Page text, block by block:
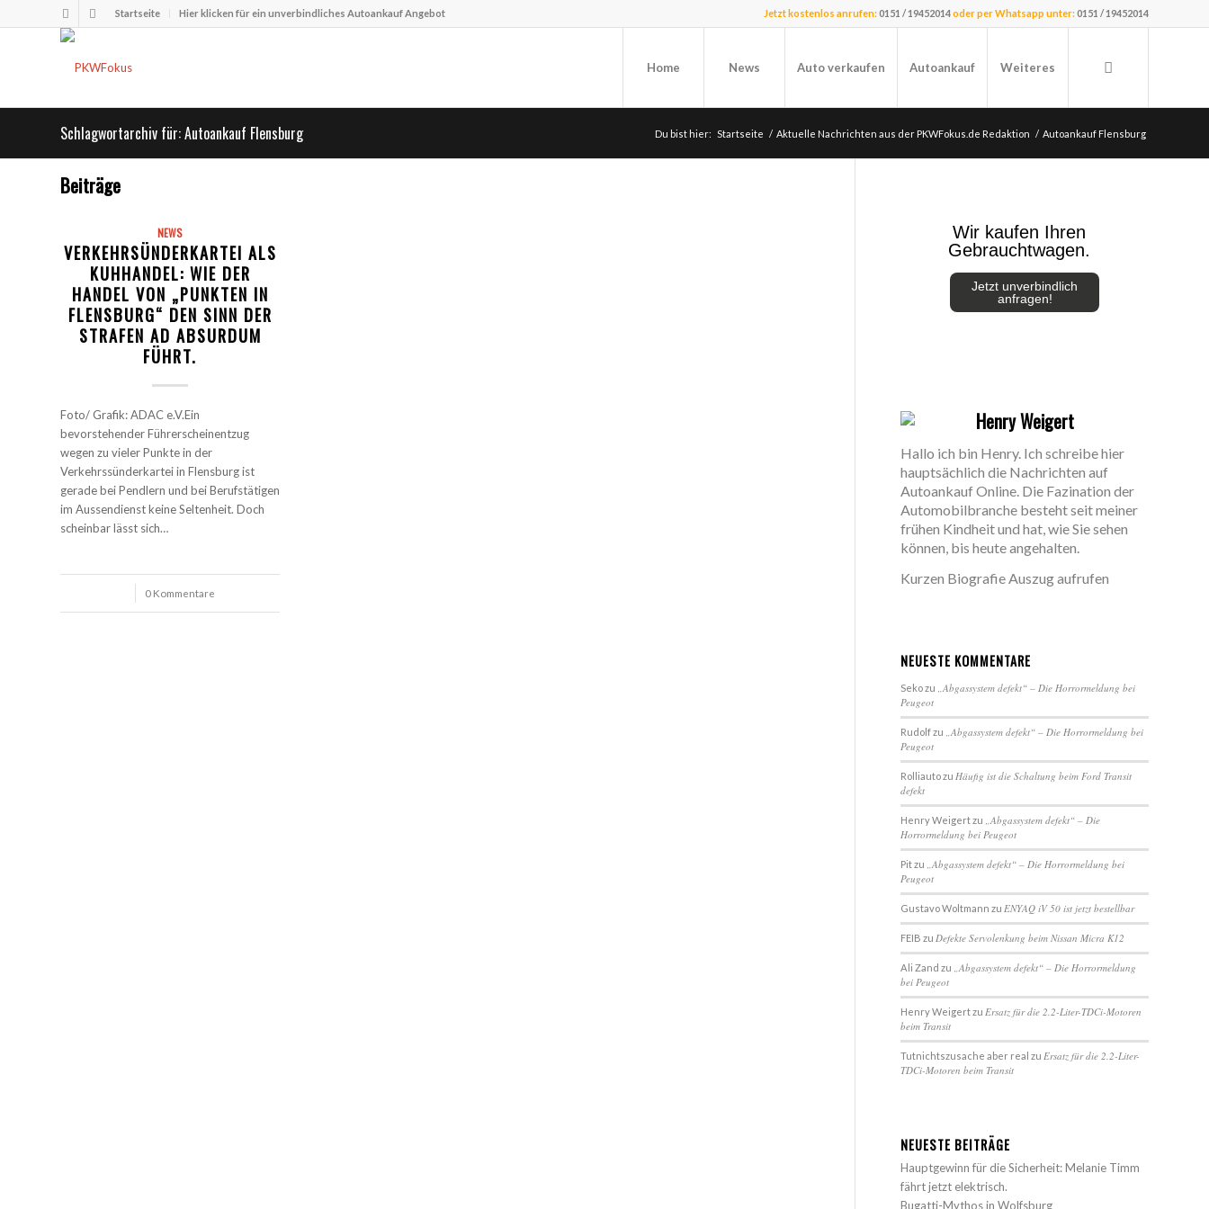
Startseite Hier klicken für ein unverbindliches Autoankauf Angebot Jetzt kostenlos anrufen:0151 / 19452014oder per Whatsapp unter:0151 / 19452014
Home News Auto verkaufen Autoankauf Weiteres
Schlagwortarchiv für: Autoankauf Flensburg Du bist hier: Startseite / Aktuelle Nachrichten aus der PKWFokus.de Redaktion / Autoankauf Flensburg
Beiträge
NEWS
VERKEHRSÜNDERKARTEI ALS
KUHHANDEL: WIE DER
HANDEL VON „PUNKTEN IN
FLENSBURG“ DEN SINN DER
STRAFEN AD ABSURDUM
FÜHRT.
Foto/ Grafik: ADAC e.V.Ein
bevorstehender Führerscheinentzug
wegen zu vieler Punkte in der
Verkehrssünderkartei in Flensburg ist
gerade bei Pendlern und bei Berufstätigen
im Aussendienst keine Seltenheit. Doch
scheinbar lässt sich…
0 Kommentare
Wir kaufen Ihren
Gebrauchtwagen.
Jetzt unverbindlich
anfragen!
Henry Weigert
Hallo ich bin Henry. Ich schreibe hier
hauptsächlich die Nachrichten auf
Autoankauf Online. Die Fazination der
Automobilbranche besteht seit meiner
frühen Kindheit und hat, wie Sie sehen
können, bis heute angehalten.
Kurzen Biografie Auszug aufrufen
NEUESTE KOMMENTARE
Sekozu
„Abgassystem defekt“ – Die Horrormeldung bei
Peugeot
Rudolfzu
„Abgassystem defekt“ – Die Horrormeldung bei
Peugeot
Rolliautozu Häufig ist die Schaltung beim Ford Transit
defekt
Henry Weigertzu
„Abgassystem defekt“ – Die
Horrormeldung bei Peugeot
Pitzu
„Abgassystem defekt“ – Die Horrormeldung bei
Peugeot
Gustavo Woltmann zu ENYAQ iV 50 ist jetzt bestellbar
FEIB zu Defekte Servolenkung beim Nissan Micra K12
Ali Zand zu
„Abgassystem defekt“ – Die Horrormeldung
bei Peugeot
Henry Weigertzu Ersatz für die 2.2-Liter-TDCi-Motoren
beim Transit
Tutnichtszusache aber real zu Ersatz für die 2.2-Liter-
TDCi-Motoren beim Transit
NEUESTE BEITRÄGE
Hauptgewinn für die Sicherheit: Melanie Timm
fährt jetzt elektrisch.
Bugatti-Mythos in Wolfsburg